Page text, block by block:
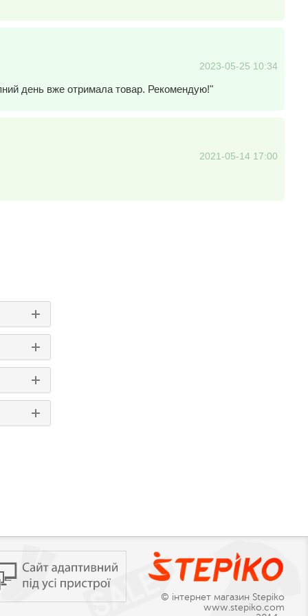
2023-05-25 10:34
день вже отримала товар. Рекомендую!"
2021-05-14 17:00
© інтернет магазин Stepiko
www.stepiko.com